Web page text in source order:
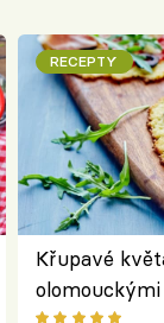
RECEPTY
Křupavé